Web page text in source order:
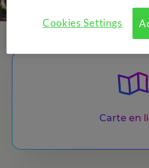
Carte en
Cookies Settings